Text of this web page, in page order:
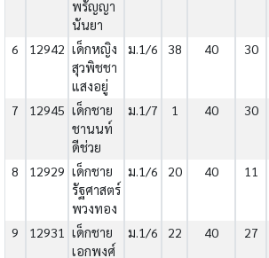
พรัญญา
นันยา
6
12942 เด็กหญิง
สุวพิชชา
แสงอยู่
ม.1/6 38 40 30
7
12945 เด็กชาย
ชานนท์
ดีช่วย
ม.1/7 1 40 30
8
12929 เด็กชาย
รัฐศาสตร์
พวงทอง
ม.1/6 20 40 11
9
12931
เด็กชาย
เอกพงศ์
ม.1/6 22 40 27